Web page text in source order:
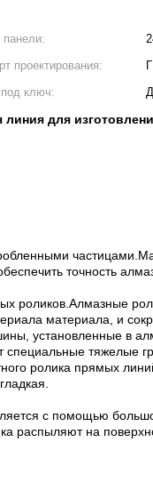
панели:
проектирования:
под ключ:
линия для
точность
роликов.Алмазные
материала, и
установленные в
специальные тяжелые
ролика прямых
с помощью
распыляют на